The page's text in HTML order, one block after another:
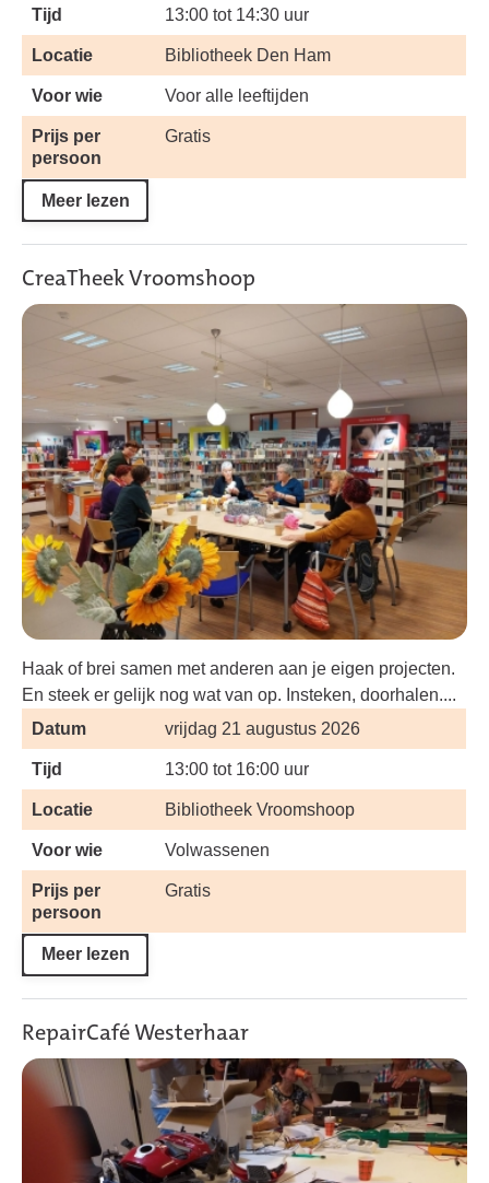
Tijd 13:00 tot 14:30 uur
Locatie Bibliotheek Den Ham
Voor wie Voor alle leeftijden
Prijs per
persoon
Gratis
Meer lezen
CreaTheek Vroomshoop
Haak of brei samen met anderen aan je eigen projecten.
En steek er gelijk nog wat van op. Insteken, doorhalen....
Datum
vrijdag 21 augustus 2026
Tijd 13:00 tot 16:00 uur
Locatie Bibliotheek Vroomshoop
Voor wie Volwassenen
Prijs per
persoon
Gratis
Meer lezen
RepairCafé Westerhaar